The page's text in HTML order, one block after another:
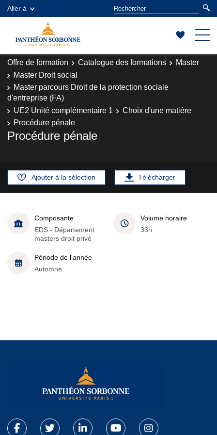
Aller à
Offre de formation Catalogue des formations
Master
Master Droit social
Master parcours Droit de la protection sociale
d'entreprise (FA)
UE2 Unité complémentaire 1
Choix d'une matière
Procédure pénale
Procédure pénale
Ajouter à la sélection Télécharger
Composante
EDS - Département
masters droit privé
Volume horaire
33h
Période de l'année
Automne